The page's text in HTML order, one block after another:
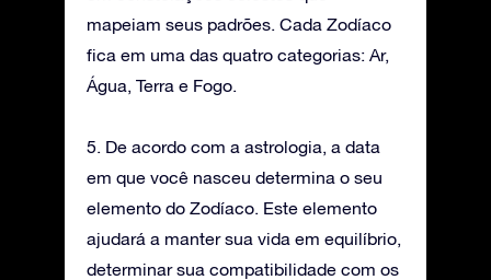
mapeiam seus padrões. Cada Zodíaco
fica em uma das quatro categorias: Ar,
Água, Terra e Fogo.
5. De acordo com a astrologia, a data
em que você nasceu determina o seu
elemento do Zodíaco. Este elemento
ajudará a manter sua vida em equilíbrio,
determinar sua compatibilidade com os